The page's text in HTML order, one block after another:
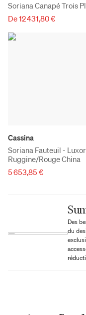
Soriana Canapé Trois
De 12 431,80 €
Cassina
Soriana Fauteuil - Luxor
Ruggine/Rouge China
5 653,85 €
Des
du